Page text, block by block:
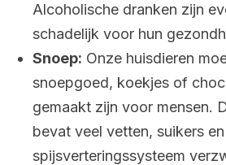
Alcoholische dranken zijn
schadelijk voor hun
Snoep: Onze huisdieren
snoepgoed, koekjes of
gemaakt zijn voor mensen.
bevat veel vetten, suikers
spijsverteringssysteem